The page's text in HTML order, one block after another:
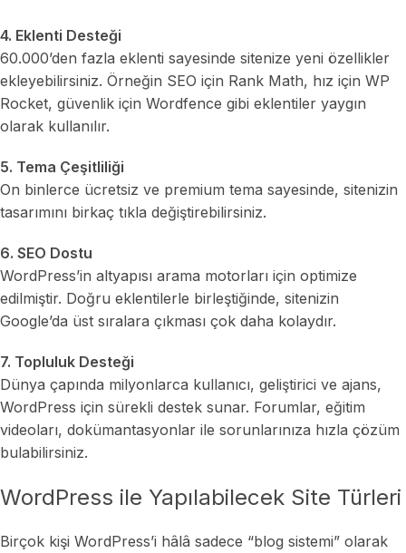
4. Eklenti Desteği
60.000’den fazla eklenti sayesinde sitenize yeni özellikler
ekleyebilirsiniz. Örneğin SEO için Rank Math, hız için WP
Rocket, güvenlik için Wordfence gibi eklentiler yaygın
olarak kullanılır.
5. Tema Çeşitliliği
On binlerce ücretsiz ve premium tema sayesinde, sitenizin
tasarımını birkaç tıkla değiştirebilirsiniz.
6. SEO Dostu
WordPress’in altyapısı arama motorları için optimize
edilmiştir. Doğru eklentilerle birleştiğinde, sitenizin
Google’da üst sıralara çıkması çok daha kolaydır.
7. Topluluk Desteği
Dünya çapında milyonlarca kullanıcı, geliştirici ve ajans,
WordPress için sürekli destek sunar. Forumlar, eğitim
videoları, dokümantasyonlar ile sorunlarınıza hızla çözüm
bulabilirsiniz.
WordPress ile Yapılabilecek Site Türleri
Birçok kişi WordPress’i hâlâ sadece “blog sistemi” olarak